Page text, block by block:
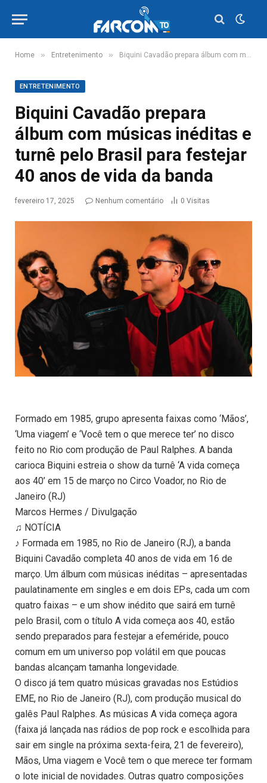
Home » Entretenimento » Biquini Cavadão prepara álbum com músicas inéditas e turnê pelo Brasil para festejar 40 anos de vida da banda
ENTRETENIMENTO
Biquini Cavadão prepara
álbum com músicas inéditas e
turnê pelo Brasil para festejar
40 anos de vida da banda
fevereiro 17, 2025 Nenhum comentário 0 Visitas
Formado em 1985, grupo apresenta faixas como ‘Mãos’,
‘Uma viagem’ e ‘Você tem o que merece ter’ no disco
feito no Rio com produção de Paul Ralphes. A banda
carioca Biquini estreia o show da turnê ‘A vida começa
aos 40’ em 15 de março no Circo Voador, no Rio de
Janeiro (RJ)
Marcos Hermes / Divulgação
♫ NOTÍCIA
♪ Formada em 1985, no Rio de Janeiro (RJ), a banda
Biquini Cavadão completa 40 anos de vida em 16 de
março. Um álbum com músicas inéditas – apresentadas
paulatinamente em singles e em dois EPs, cada um com
quatro faixas – e um show inédito que sairá em turnê
pelo Brasil, com o título A vida começa aos 40, estão
sendo preparados para festejar a efeméride, pouco
comum em um universo pop volátil em que poucas
bandas alcançam tamanha longevidade.
O disco já tem quatro músicas gravadas nos Estúdios
EME, no Rio de Janeiro (RJ), com produção musical do
galês Paul Ralphes. As músicas A vida começa agora
(faixa já lançada nas rádios de pop rock e escolhida para
sair em single na próxima sexta-feira, 21 de fevereiro),
Mãos, Uma viagem e Você tem o que merece ter formam
o lote inicial de novidades. Outras quatro composições